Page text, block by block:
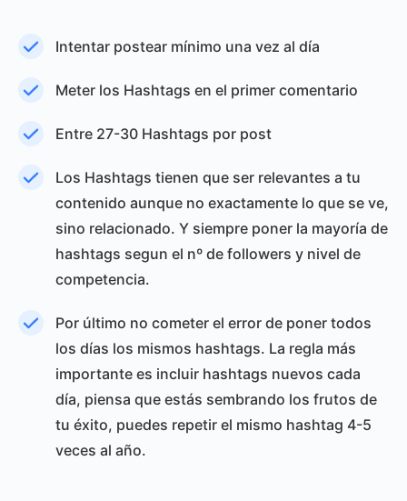
Intentar postear mínimo una vez al día
Meter los Hashtags en el primer comentario
Entre 27-30 Hashtags por post
Los Hashtags tienen que ser relevantes a tu
contenido aunque no exactamente lo que se ve,
sino relacionado. Y siempre poner la mayoría de
hashtags segun el nº de followers y nivel de
competencia.
Por último no cometer el error de poner todos
los días los mismos hashtags. La regla más
importante es incluir hashtags nuevos cada
día, piensa que estás sembrando los frutos de
tu éxito, puedes repetir el mismo hashtag 4-5
veces al año.